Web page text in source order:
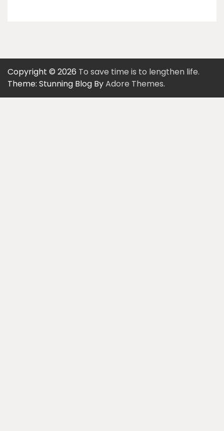
Copyright © 2026 To save time is to lengthen life.
Theme: Stunning Blog ByAdore Themes.